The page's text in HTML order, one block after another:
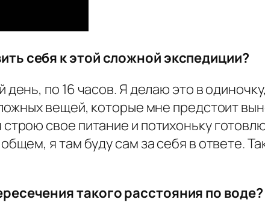
себя к этой сложной экспедиции?
по 16 часов. Я делаю это в
вещей, которые мне предстоит
свое питание и потихоньку
я там буду сам за себя в ответе.
такого расстояния по воде?